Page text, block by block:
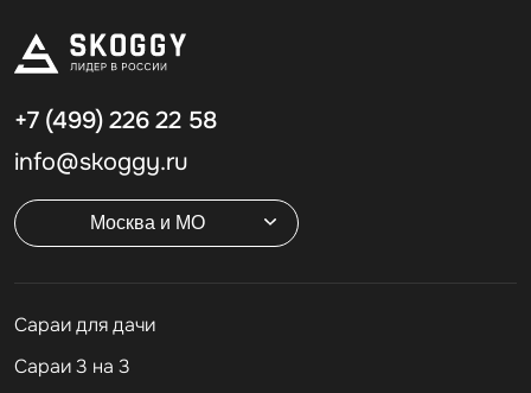
+7 (499) 226 22 58
info@skoggy.ru
Москва и МО
Cараи для дачи
Сараи 3 на 3